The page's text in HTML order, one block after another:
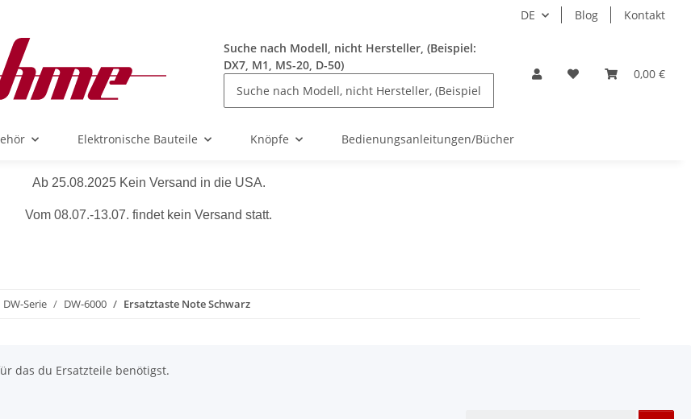
DE Blog Kontakt
Suche nach Modell, nicht Hersteller, (Beispiel:
DX7, M1, MS-20, D-50)
0,00 €
Elektronische Bauteile Knöpfe Bedienungsanleitungen/Bücher
Ab 25.08.2025 Kein Versand in die USA.
Vom 08.07.-13.07. findet kein Versand statt.
DW-Serie DW-6000 Ersatztaste Note Schwarz
das du Ersatzteile benötigst.